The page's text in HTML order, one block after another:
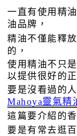
一直有使用精
油品牌，
精油不僅能釋
的，
使用精油不只
以提供很好的
要是沒看過的
Mahoya靈氣精
這篇要介紹的
要是有常去逛